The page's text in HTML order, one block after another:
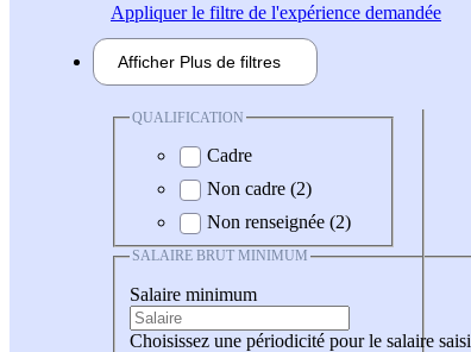
Appliquerle filtre de l'expérience demandée
Afficher Plus de filtres
QUALIFICATION
Cadre
Non cadre (2)
Non renseignée (2)
SALAIRE BRUT MINIMUM
Salaire minimum
Choisissez une périodicité pour le salaire saisi